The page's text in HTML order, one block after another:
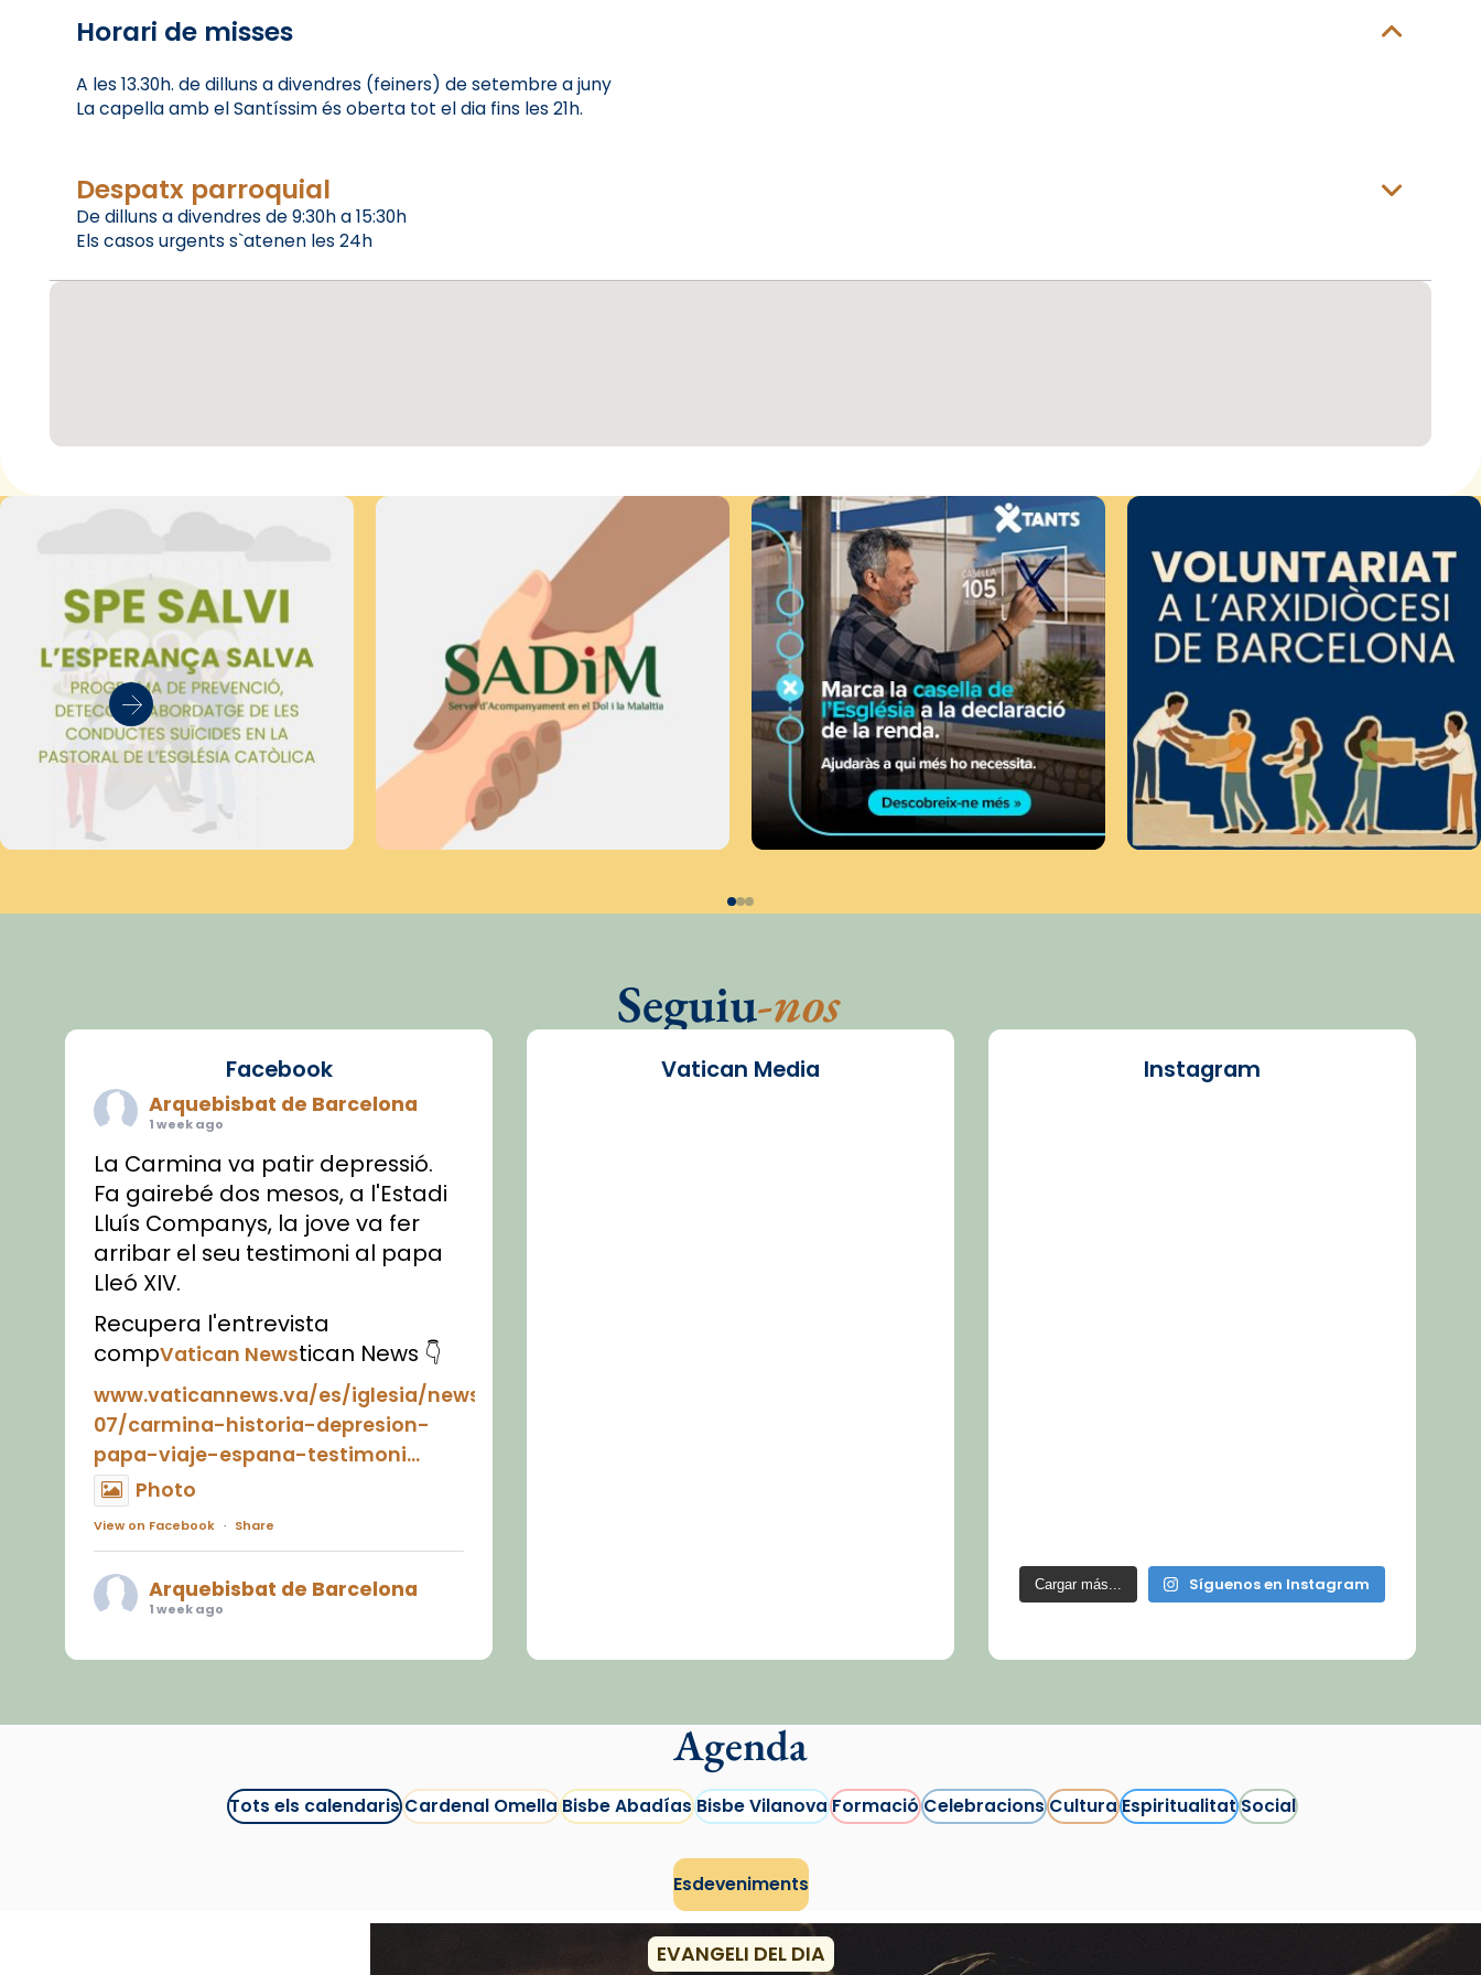
Horari de misses
A les 13.30h. de dilluns a divendres (feiners) de setembre a juny
La capella amb el Santíssim és oberta tot el dia fins les 21h.
Despatx parroquial
De dilluns a divendres de 9:30h a 15:30h
Els casos urgents s`atenen les 24h
Seguiu-nos
Facebook
Arquebisbat de Barcelona
1 week ago
La Carmina va patir depressió.
Fa gairebé dos mesos, a l'Estadi
Lluís Companys, la jove va fer
arribar el seu testimoni al papa
Lleó XIV.
Recupera l'entrevista
compVatican Newstican News 👇
www.vaticannews.va/es/iglesia/news/2026-
07/carmina-historia-depresion-
papa-viaje-espana-testimoni...
Photo
View on Facebook · Share
Arquebisbat de Barcelona
1 week ago
juliol la missa de Les Santes de
Vatican Media Instagram
Cargar más... Síguenos en Instagram
Agenda
Tots els calendarisCardenal OmellaBisbe AbadíasBisbe VilanovaFormacióCelebracionsCulturaEspiritualitatSocial
Esdeveniments
EVANGELI DEL DIA